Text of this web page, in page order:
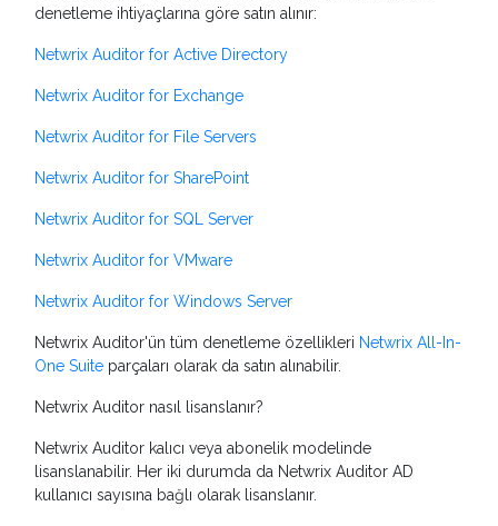
denetleme ihtiyaçlarına göre satın alınır:
Netwrix Auditor for Active Directory
Netwrix Auditor for Exchange
Netwrix Auditor for File Servers
Netwrix Auditor for SharePoint
Netwrix Auditor for SQL Server
Netwrix Auditor for VMware
Netwrix Auditor for Windows Server
Netwrix Auditor'ün tüm denetleme özellikleri Netwrix All-In-
One Suite parçaları olarak da satın alınabilir.
Netwrix Auditor nasıl lisanslanır?
Netwrix Auditor kalıcı veya abonelik modelinde
lisanslanabilir. Her iki durumda da Netwrix Auditor AD
kullanıcı sayısına bağlı olarak lisanslanır.